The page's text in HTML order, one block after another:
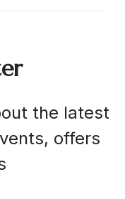
the latest
offers